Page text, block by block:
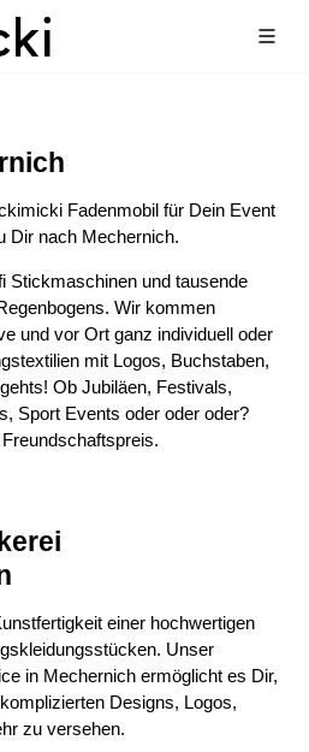
Fadenmobil für Dein Event
Dir nach Mechernich.
Stickmaschinen und tausende
Wir kommen
und vor Ort ganz individuell oder
mit Logos, Buchstaben,
Ob Jubiläen, Festivals,
Sport Events oder oder oder?
einer hochwertigen
Unser
in Mechernich ermöglicht es Dir,
Designs, Logos,
zu versehen.